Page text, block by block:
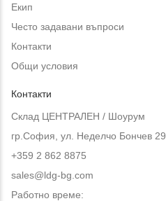
Екип
Често задавани въпроси
Контакти
Общи условия
Контакти
Склад ЦЕНТРАЛЕН / Шоурум
гр.София, ул. Неделчо Бончев 29
+359 2 862 8875
sales@ldg-bg.com
Работно време: